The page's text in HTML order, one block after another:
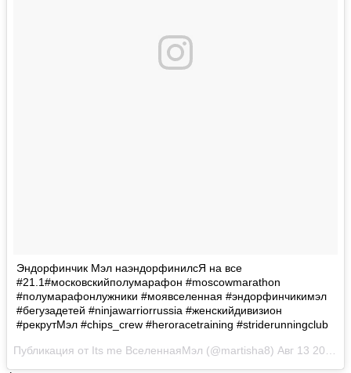
Эндорфинчик Мэл наэндорфинилсЯ на все
#21.1#московскийполумарафон #moscowmarathon
#полумарафонлужники #моявселенная #эндорфинчикимэл
#бегузадетей #ninjawarriorrussia #женскийдивизион
#рекрутМэл #chips_crew #heroracetraining #striderunningclub
Публикация от Its me ВселеннаяМэл (@martisha8) Авг 13 2017 в 12:58 PDT